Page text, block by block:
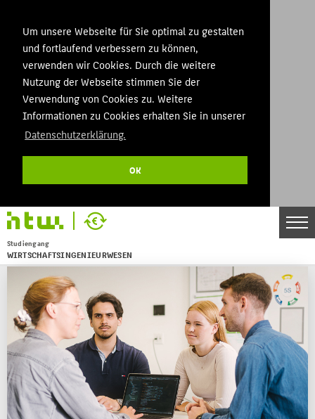
Um unsere Webseite für Sie optimal zu gestalten
und fortlaufend verbessern zu können,
verwenden wir Cookies. Durch die weitere
Nutzung der Webseite stimmen Sie der
Verwendung von Cookies zu. Weitere
Informationen zu Cookies erhalten Sie in unserer
Datenschutzerklärung.
OK
Studiengang
WIRTSCHAFTSINGENIEURWESEN
Menu
THEMEN
BACHELOR
MASTER
LABORE
KARRIERE
ALUMNI